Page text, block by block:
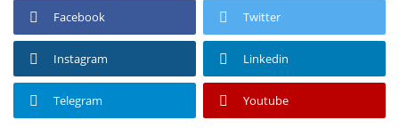
Facebook Twitter
Instagram Linkedin
Telegram Youtube